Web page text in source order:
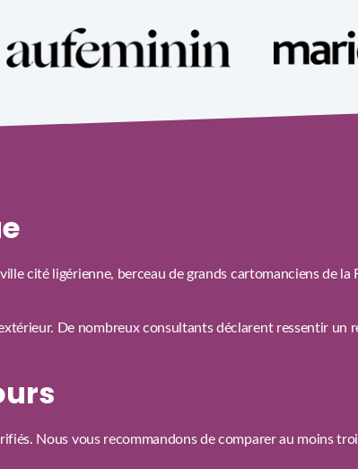
cité ligérienne, berceau de grands cartomanciens de la
De nombreux consultants déclarent ressentir un
Nous vous recommandons de comparer au moins